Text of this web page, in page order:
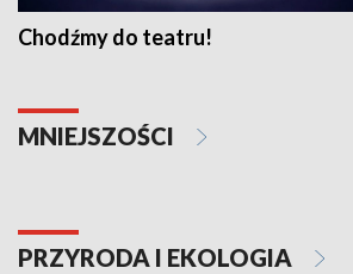
Chodźmy do teatru!
MNIEJSZOŚCI
PRZYRODA I EKOLOGIA